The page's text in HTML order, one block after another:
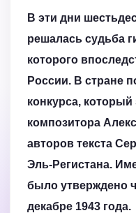
В эти дни
решалась судьба
которого
России. В стране
конкурса,
композитора
авторов текста
Эль-Регистана.
было утверждено
декабре 1943 года.